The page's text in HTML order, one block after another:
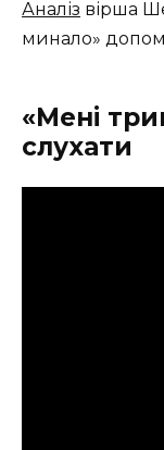
Аналіз вірша
минало»
«Мені
слухати